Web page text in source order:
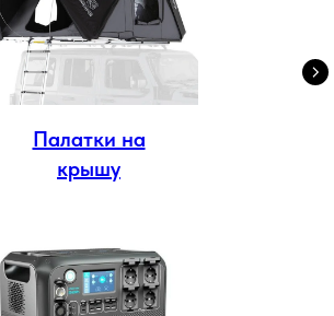
Палатки на
крышу